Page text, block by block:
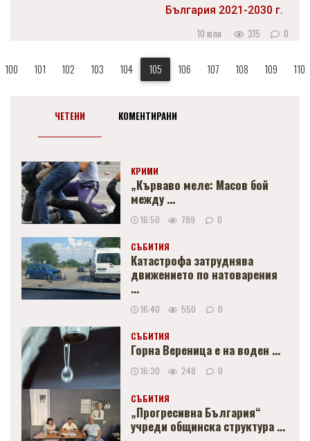
България 2021-2030 г.
10 юли 315 0
100 101 102 103 104 105 106 107 108 109 110
ЧЕТЕНИ КОМЕНТИРАНИ
КРИМИ
„Кърваво меле: Масов бой
между ...
16:50 789 0
СЪБИТИЯ
Катастрофа затруднява
движението по натоварения
...
16:40 550 0
СЪБИТИЯ
Горна Вереница е на воден ...
16:30 248 0
СЪБИТИЯ
„Прогресивна България“
учреди общинска структура ...